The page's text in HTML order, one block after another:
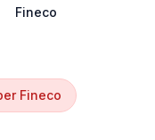
Fineco
Fineco